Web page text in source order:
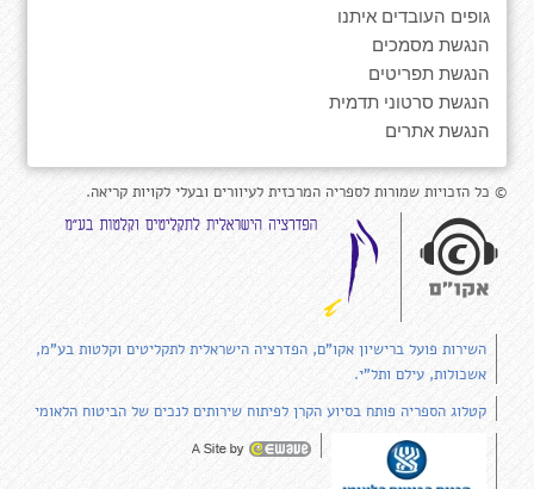
גופים העובדים איתנו
הנגשת מסמכים
הנגשת תפריטים
הנגשת סרטוני תדמית
הנגשת אתרים
© כל הזכויות שמורות לספריה המרכזית לעיוורים ובעלי לקויות קריאה.
השירות פועל ברישיון אקו"ם, הפדרציה הישראלית לתקליטים וקלטות בע"מ,
אשכולות, עילם ותל"י.
קטלוג הספריה פותח בסיוע הקרן לפיתוח שירותים לנכים של הביטוח הלאומי